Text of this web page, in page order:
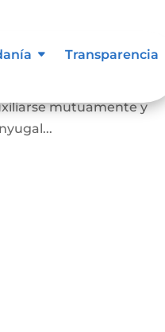
Transparencia
legalmente un hombre
mutuamente y